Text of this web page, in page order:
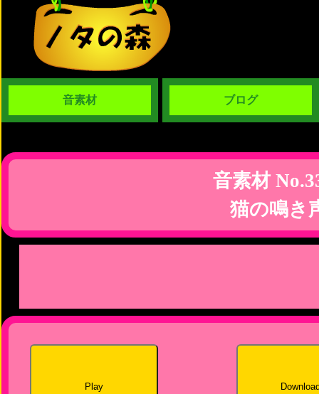
音素材 ブログ
音素材
猫の鳴き
Play